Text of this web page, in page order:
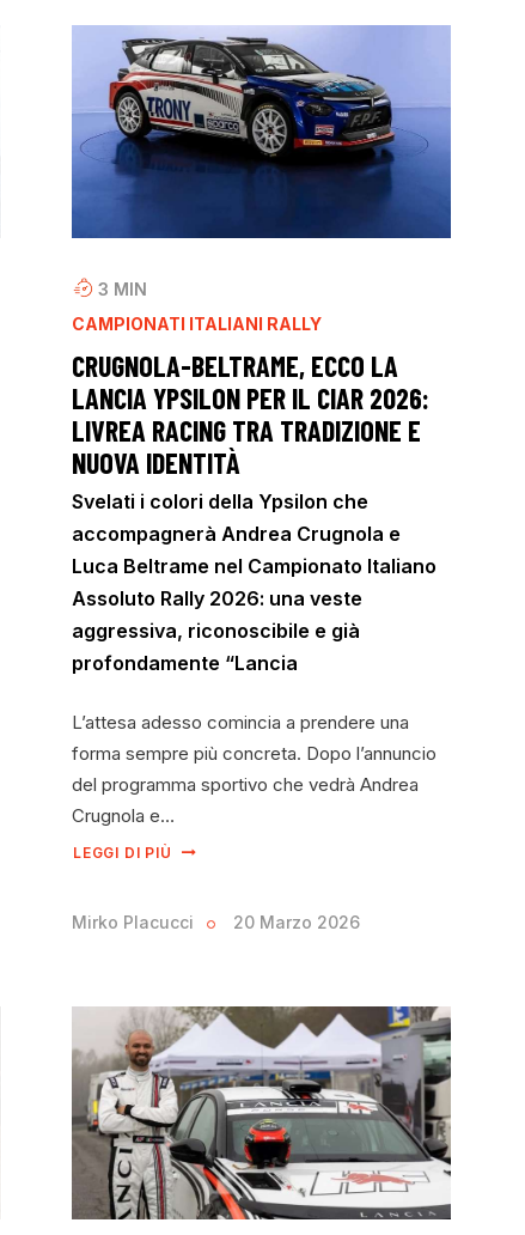
3 MIN
CAMPIONATI ITALIANI RALLY
CRUGNOLA-BELTRAME, ECCO LA
LANCIA YPSILON PER IL CIAR 2026:
LIVREA RACING TRA TRADIZIONE E
NUOVA IDENTITÀ
Svelati i colori della Ypsilon che
accompagnerà Andrea Crugnola e
Luca Beltrame nel Campionato Italiano
Assoluto Rally 2026: una veste
aggressiva, riconoscibile e già
profondamente “Lancia
L’attesa adesso comincia a prendere una
forma sempre più concreta. Dopo l’annuncio
del programma sportivo che vedrà Andrea
Crugnola e…
LEGGI DI PIÙ
Mirko Placucci 20 Marzo 2026